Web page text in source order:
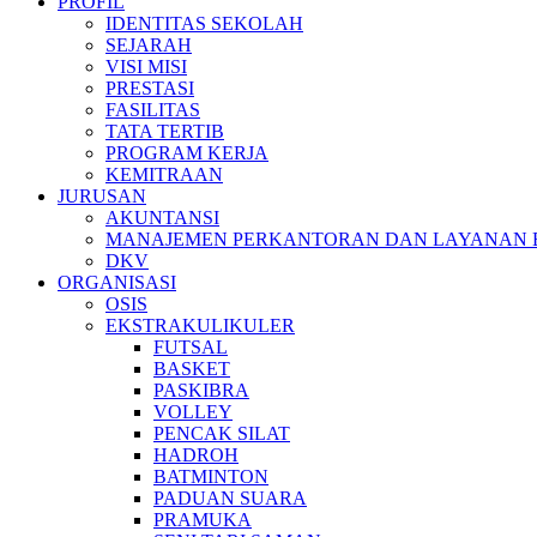
IDENTITAS SEKOLAH
SEJARAH
VISI MISI
PRESTASI
FASILITAS
TATA TERTIB
PROGRAM KERJA
KEMITRAAN
JURUSAN
AKUNTANSI
MANAJEMEN PERKANTORAN DAN LAYANAN
DKV
ORGANISASI
OSIS
EKSTRAKULIKULER
FUTSAL
BASKET
PASKIBRA
VOLLEY
PENCAK SILAT
HADROH
BATMINTON
PADUAN SUARA
PRAMUKA